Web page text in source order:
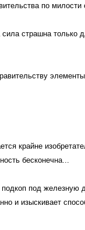
по милости
страшна только
крайне
бесконечна...
под железную
и изыскивает